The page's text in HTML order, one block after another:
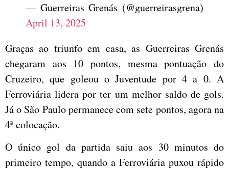
— Guerreiras Grenás (@guerreirasgrena)
April 13, 2025
Graças ao triunfo em casa, as Guerreiras Grenás
chegaram aos 10 pontos, mesma pontuação do
Cruzeiro, que goleou o Juventude por 4 a 0. A
Ferroviária lidera por ter um melhor saldo de gols.
Já o São Paulo permanece com sete pontos, agora na
4ª colocação.
O único gol da partida saiu aos 30 minutos do
primeiro tempo, quando a Ferroviária puxou rápido